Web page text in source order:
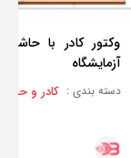
وکتور کادر با
آزمایشگاه
دسته بندی : کادر و